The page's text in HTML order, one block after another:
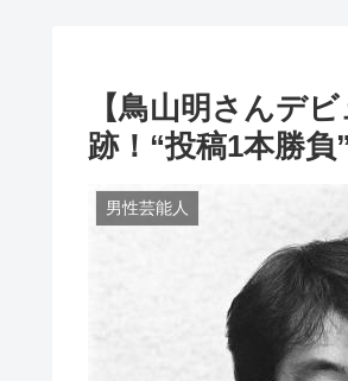
【鳥山明さんデ
跡！“投稿1本勝
男性芸能人